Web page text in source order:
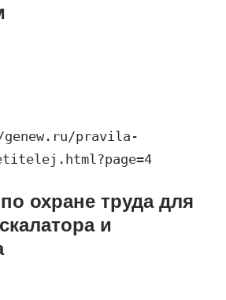
pravila-
охране труда для
и